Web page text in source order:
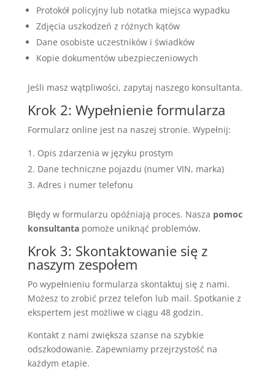
Protokół policyjny lub notatka miejsca wypadku
Zdjęcia uszkodzeń z różnych kątów
Dane osobiste uczestników i świadków
Kopie dokumentów ubezpieczeniowych
Jeśli masz wątpliwości, zapytaj naszego konsultanta.
Krok 2: Wypełnienie formularza
Formularz online jest na naszej stronie. Wypełnij:
Opis zdarzenia w języku prostym
Dane techniczne pojazdu (numer VIN, marka)
Adres i numer telefonu
Błędy w formularzu opóźniają proces. Nasza pomoc
konsultantapomoże uniknąć problemów.
Krok 3: Skontaktowanie się z
naszym zespołem
Po wypełnieniu formularza skontaktuj się z nami.
Możesz to zrobić przez telefon lub mail. Spotkanie z
ekspertem jest możliwe w ciągu 48 godzin.
Kontakt z nami zwiększa szanse na szybkie
odszkodowanie. Zapewniamy przejrzystość na
każdym etapie.